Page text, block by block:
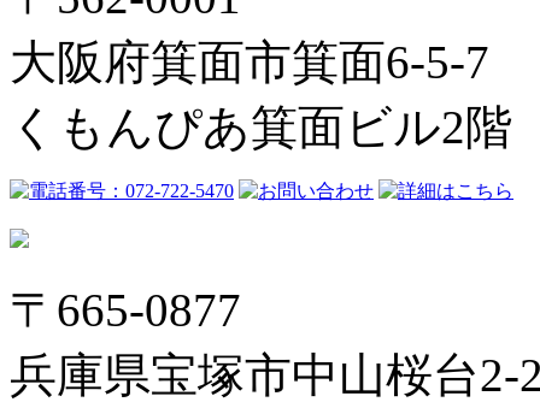
大阪府箕面市箕面6-5-7
くもんぴあ箕面ビル2階
〒665-0877
兵庫県宝塚市中山桜台2-